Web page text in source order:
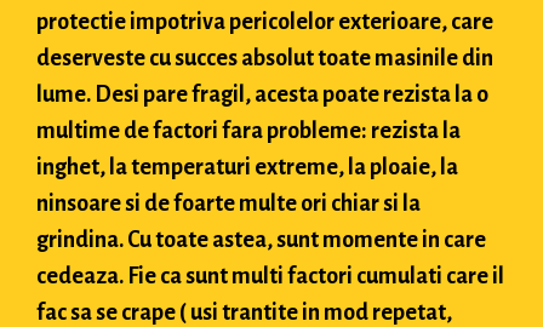
protectie impotriva pericolelor exterioare, care
deserveste cu succes absolut toate masinile din
lume. Desi pare fragil, acesta poate rezista la o
multime de factori fara probleme: rezista la
inghet, la temperaturi extreme, la ploaie, la
ninsoare si de foarte multe ori chiar si la
grindina. Cu toate astea, sunt momente in care
cedeaza. Fie ca sunt multi factori cumulati care il
fac sa se crape ( usi trantite in mod repetat,